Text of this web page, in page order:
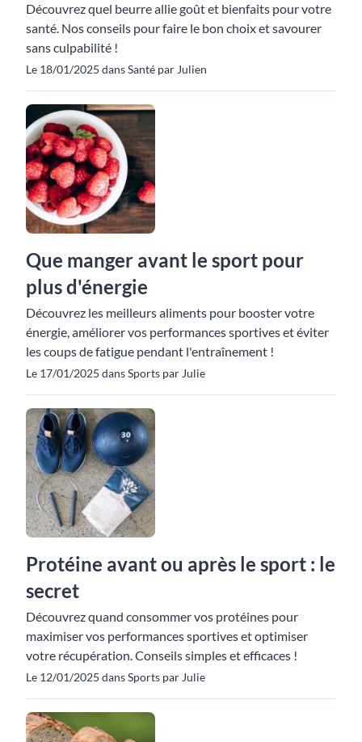
Découvrez quel beurre allie goût et bienfaits pour votre
santé. Nos conseils pour faire le bon choix et savourer
sans culpabilité !
Le 18/01/2025 dans Santé par Julien
Que manger avant le sport pour
plus d'énergie
Découvrez les meilleurs aliments pour booster votre
énergie, améliorer vos performances sportives et éviter
les coups de fatigue pendant l'entraînement !
Le 17/01/2025 dans Sports par Julie
Protéine avant ou après le sport : le
secret
Découvrez quand consommer vos protéines pour
maximiser vos performances sportives et optimiser
votre récupération. Conseils simples et efficaces !
Le 12/01/2025 dans Sports par Julie